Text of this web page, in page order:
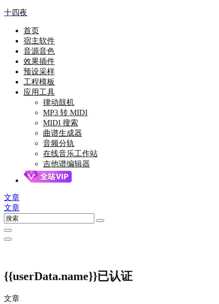
十四夜
首页
宿主软件
音源音色
效果插件
预设采样
工程模板
应用工具
律动鼓机
MP3 转 MIDI
MIDI 搜索
曲谱生成器
音频分轨
在线音乐工作站
吉他谱编辑器
文章
文章
{{userData.name}}已认证
文章